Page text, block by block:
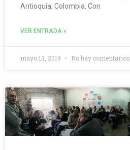
Antioquia, Colombia. Con
VER ENTRADA »
mayo 13, 2019 No hay comentarios